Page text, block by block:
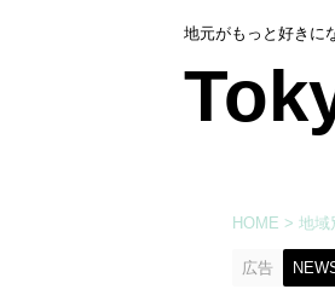
地元がもっと好きに
HOME > 地域
広告